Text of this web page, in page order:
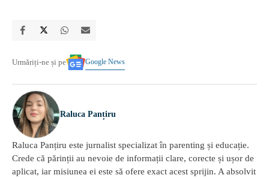
Urmăriți-ne și pe Google News
Raluca Panțiru
Raluca Panțiru este jurnalist specializat în parenting și educație.
Crede că părinții au nevoie de informații clare, corecte și ușor de
aplicat, iar misiunea ei este să ofere exact acest sprijin. A absolvit